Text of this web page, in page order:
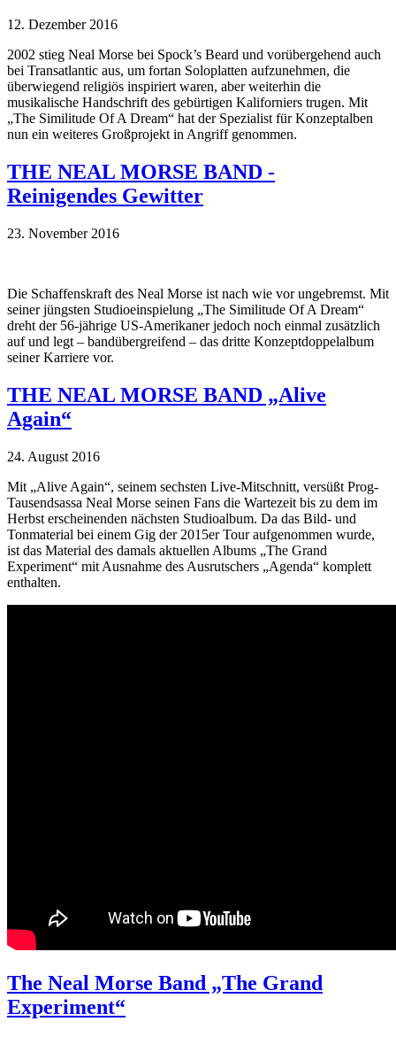
12. Dezember 2016
2002 stieg Neal Morse bei Spock’s Beard und vorübergehend auch
bei Transatlantic aus, um fortan Soloplatten aufzunehmen, die
überwiegend religiös inspiriert waren, aber weiterhin die
musikalische Handschrift des gebürtigen Kaliforniers trugen. Mit
„The Similitude Of A Dream“ hat der Spezialist für Konzeptalben
nun ein weiteres Großprojekt in Angriff genommen.
THE NEAL MORSE BAND -
Reinigendes Gewitter
23. November 2016
Die Schaffenskraft des Neal Morse ist nach wie vor ungebremst. Mit
seiner jüngsten Studioeinspielung „The Similitude Of A Dream“
dreht der 56-jährige US-Amerikaner jedoch noch einmal zusätzlich
auf und legt – bandübergreifend – das dritte Konzeptdoppelalbum
seiner Karriere vor.
THE NEAL MORSE BAND „Alive
Again“
24. August 2016
Mit „Alive Again“, seinem sechsten Live-Mitschnitt, versüßt Prog-
Tausendsassa Neal Morse seinen Fans die Wartezeit bis zu dem im
Herbst erscheinenden nächsten Studioalbum. Da das Bild- und
Tonmaterial bei einem Gig der 2015er Tour aufgenommen wurde,
ist das Material des damals aktuellen Albums „The Grand
Experiment“ mit Ausnahme des Ausrutschers „Agenda“ komplett
enthalten.
The Neal Morse Band „The Grand
Experiment“